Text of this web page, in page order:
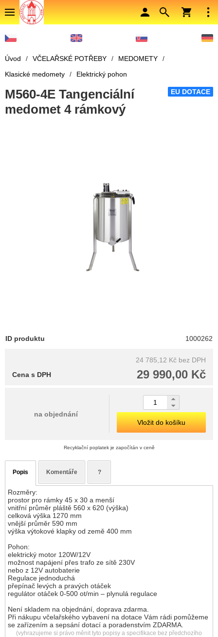
Úvod / VČELAŘSKÉ POTŘEBY / MEDOMETY
/
Klasické medomety
/ Elektrický pohon
EU DOTACE
M560-4E Tangenciální
medomet 4 rámkový
ID produktu 1000262
24 785,12 Kč bez DPH
29 990,00 Kč
Cena s DPH
na objednání
Vložit do košíku
Recyklační poplatek je započítán v ceně
Popis Komentáře ?
Rozměry:
prostor pro rámky 45 x 30 a menší
vnitřní průměr pláště 560 x 620 (výška)
celková výška 1270 mm
vnější průměr 590 mm
výška výtokové klapky od země 400 mm
Pohon:
elektrický motor 120W/12V
možnost napájení přes trafo ze sítě 230V
nebo z 12V autobaterie
Regulace jednoduchá
přepínač levých a pravých otáček
regulátor otáček 0-500 ot/min – plynulá regulace
Není skladem na objednání, doprava zdarma.
Při nákupu včelařského vybavení na dotace Vám rádi pomůžeme
se zařízením a sepsání dotací a poradenstvím ZDARMA.
(vyhrazujeme si právo měnit tyto popisy a specifikace bez předchozího